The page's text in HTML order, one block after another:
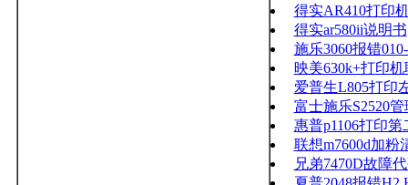
得实AR410打印
得实ar580ii说明书
施乐3060报错
映美630k+打印
爱普生L805打印
富士施乐S2520
惠普p1106打印
联想m7600d加
兄弟7470D故障